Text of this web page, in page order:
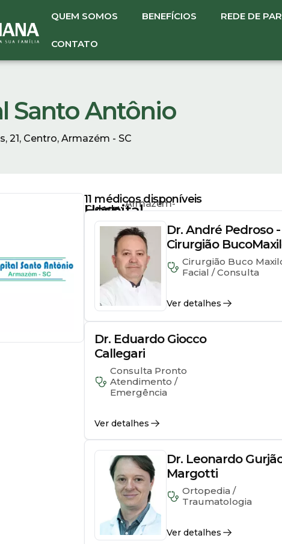
QUEM SOMOS BENEFÍCIOS REDE DE
CONTATO
Santo Antônio
21, Centro, Armazém - SC
Hospital
Santo
Antônio
Cidade:Armazém-
SC
(48)
3645-
0120
(48)
3645-
0120
11 médicos disponíveis
Dr. André Pedroso -
Cirurgião
Cirurgião Buco
Facial / Consulta
Ver detalhes
Dr. Eduardo Giocco
Callegari
Consulta Pronto
Atendimento /
Emergência
Ver detalhes
Dr. Leonardo
Margotti
Ortopedia /
Traumatologia
Ver detalhes